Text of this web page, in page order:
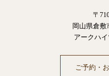
〒
岡山県倉敷
アークハ
ご予約・